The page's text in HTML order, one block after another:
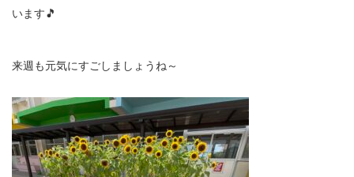
います🎵
来週も元気にすごしましょうね～